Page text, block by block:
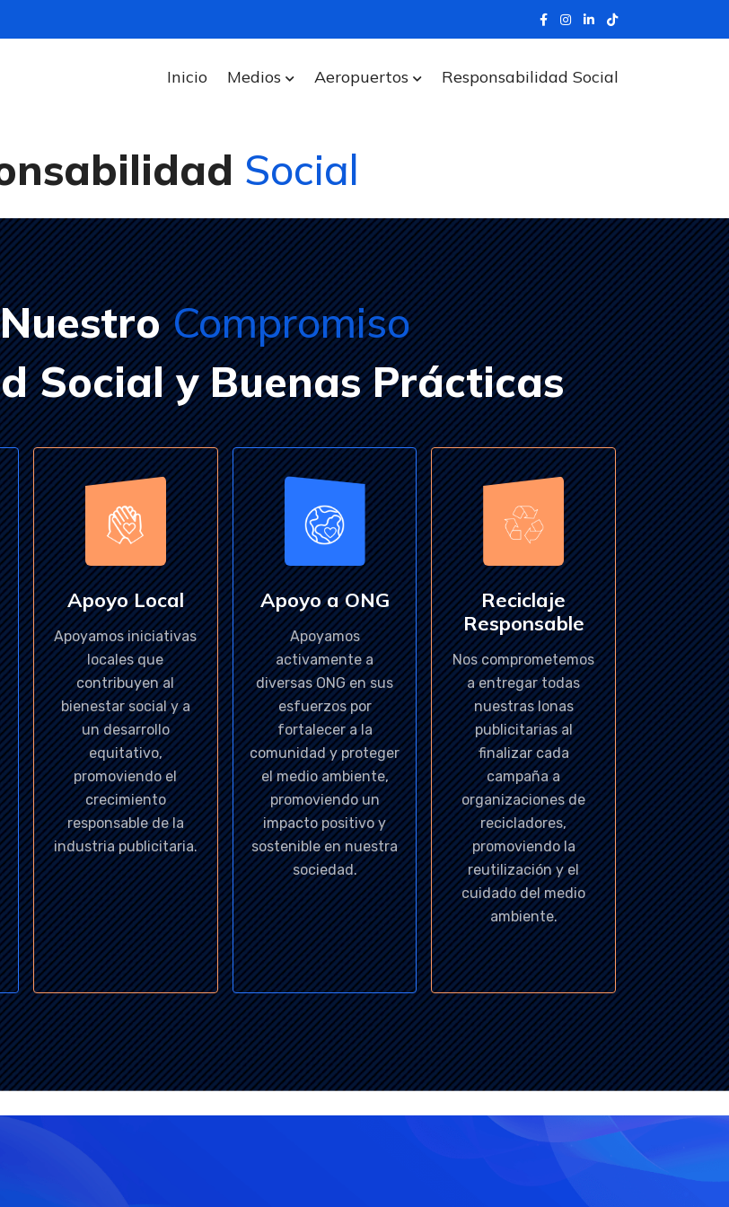
Inicio Medios Aeropuertos Responsabilidad Social
Social
Compromiso
Social y Buenas Prácticas
Apoyo Local
Apoyamos iniciativas
locales que
contribuyen al
bienestar social y a
un desarrollo
equitativo,
promoviendo el
crecimiento
responsable de la
industria publicitaria.
Apoyo a ONG
Apoyamos
activamente a
diversas ONG en sus
esfuerzos por
fortalecer a la
comunidad y proteger
el medio ambiente,
promoviendo un
impacto positivo y
sostenible en nuestra
sociedad.
Reciclaje
Responsable
Nos comprometemos
a entregar todas
nuestras lonas
publicitarias al
finalizar cada
campaña a
organizaciones de
recicladores,
promoviendo la
reutilización y el
cuidado del medio
ambiente.